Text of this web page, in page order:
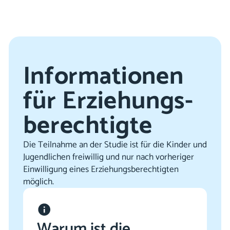
Informationen
für Erziehungs­
berechtigte
Die Teilnahme an der Studie ist für die Kinder und
Jugendlichen freiwillig und nur nach vorheriger
Einwilligung eines Erziehungsberechtigten
möglich.